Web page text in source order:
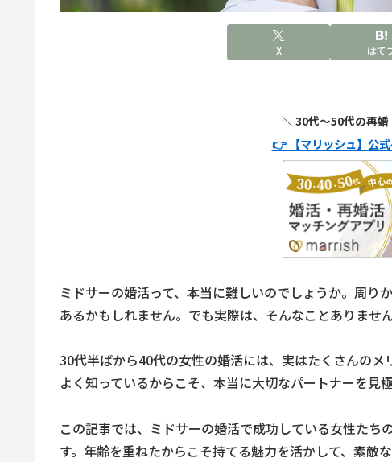
X はて
＼ 30代〜50代の再
👉 【マリッシュ】公
ミドサーの婚活って、本当に難しいのでしょうか。周り
あるかもしれません。でも実際は、そんなことありません
30代半ばから40代の女性の婚活には、実はたくさんの
よく知っているからこそ、本当に大切なパートナーを見
この記事では、ミドサーの婚活で成功している女性た
す。年齢を重ねたからこそ持てる魅力を活かして、素敵